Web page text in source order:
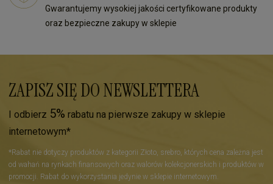
Gwarantujemy wysokiej jakości certyfikowane produkty
oraz bezpieczne zakupy w sklepie
ZAPISZ SIĘ DO NEWSLETTERA
I odbierz 5% rabatu na pierwsze zakupy w sklepie
internetowym*
*Rabat nie dotyczy produktów z kategorii Złoto, srebro, których cena zależna jest
od wahań na rynkach finansowych oraz walorów kolekcjonerskich i produktów w
promocji. Rabat do wykorzystania jedynie w sklepie internetowym.